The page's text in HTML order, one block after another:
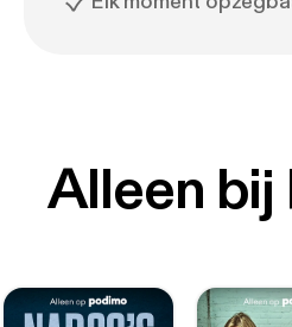
Alleen bij